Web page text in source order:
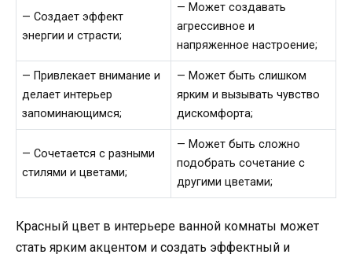
— Создает эффект
энергии и страсти;
— Может создавать
агрессивное и
напряженное настроение;
— Привлекает внимание и
делает интерьер
запоминающимся;
— Может быть слишком
ярким и вызывать чувство
дискомфорта;
— Сочетается с разными
стилями и цветами;
— Может быть сложно
подобрать сочетание с
другими цветами;
Красный цвет в интерьере ванной комнаты может
стать ярким акцентом и создать эффектный и